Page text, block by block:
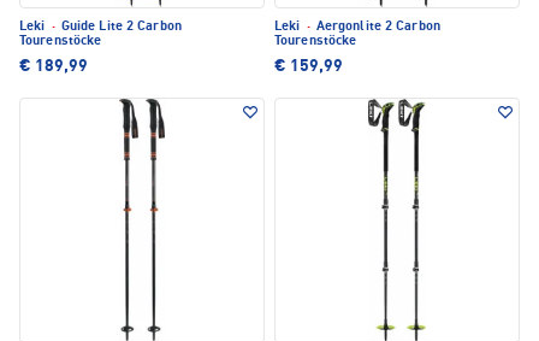
Leki · Guide Lite 2 Carbon
Tourenstöcke
€ 189,99
Leki · Aergonlite 2 Carbon
Tourenstöcke
€ 159,99